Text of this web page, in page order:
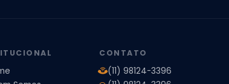
CONTATO
(11) 98124-3396